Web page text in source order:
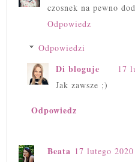
czosnek na pewno
Odpowiedz
Odpowiedzi
Di bloguje
17
Jak zawsze ;)
Odpowiedz
Beata 17 lutego